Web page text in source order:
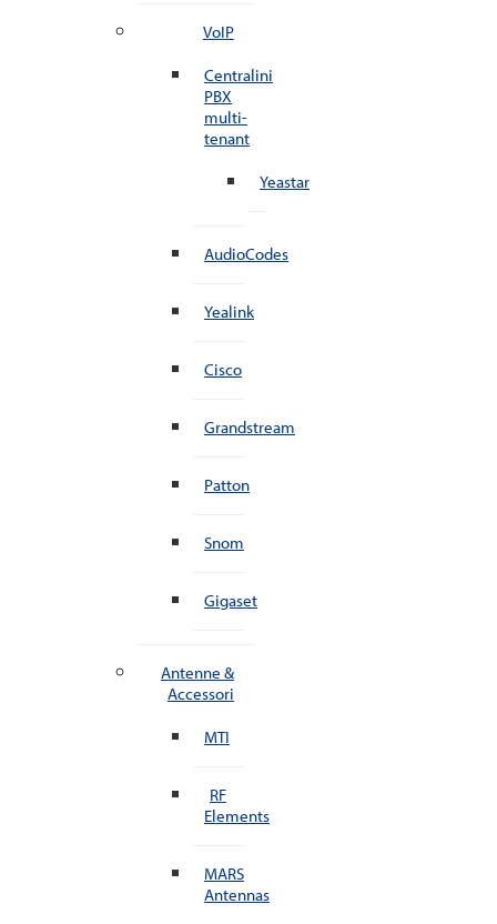
VoIP
Centralini
PBX
multi-
tenant
Yeastar
AudioCodes
Yealink
Cisco
Grandstream
Patton
Snom
Gigaset
Antenne &
Accessori
MTI
RF
Elements
MARS
Antennas